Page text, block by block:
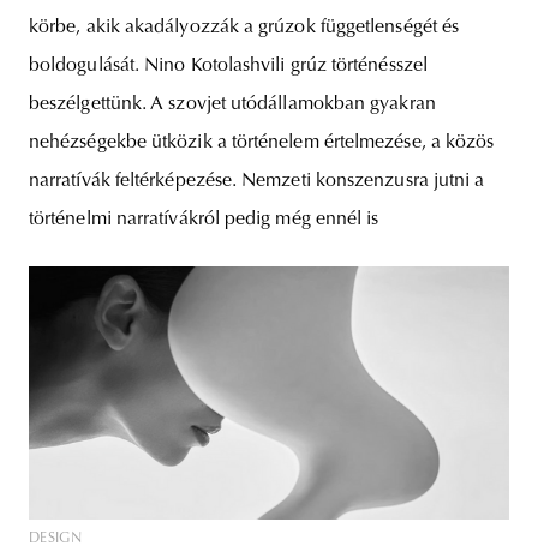
körbe, akik akadályozzák a grúzok függetlenségét és
boldogulását. Nino Kotolashvili grúz történésszel
beszélgettünk. A szovjet utódállamokban gyakran
nehézségekbe ütközik a történelem értelmezése, a közös
narratívák feltérképezése. Nemzeti konszenzusra jutni a
történelmi narratívákról pedig még ennél is
DESIGN